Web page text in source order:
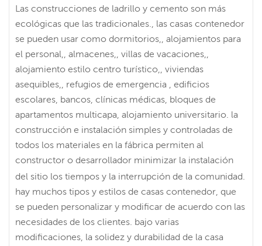
Las construcciones de ladrillo y cemento son más
ecológicas que las tradicionales., las casas contenedor
se pueden usar como dormitorios,, alojamientos para
el personal,, almacenes,, villas de vacaciones,,
alojamiento estilo centro turístico,, viviendas
asequibles,, refugios de emergencia , edificios
escolares, bancos, clínicas médicas, bloques de
apartamentos multicapa, alojamiento universitario. la
construcción e instalación simples y controladas de
todos los materiales en la fábrica permiten al
constructor o desarrollador minimizar la instalación
del sitio los tiempos y la interrupción de la comunidad.
hay muchos tipos y estilos de casas contenedor, que
se pueden personalizar y modificar de acuerdo con las
necesidades de los clientes. bajo varias
modificaciones, la solidez y durabilidad de la casa